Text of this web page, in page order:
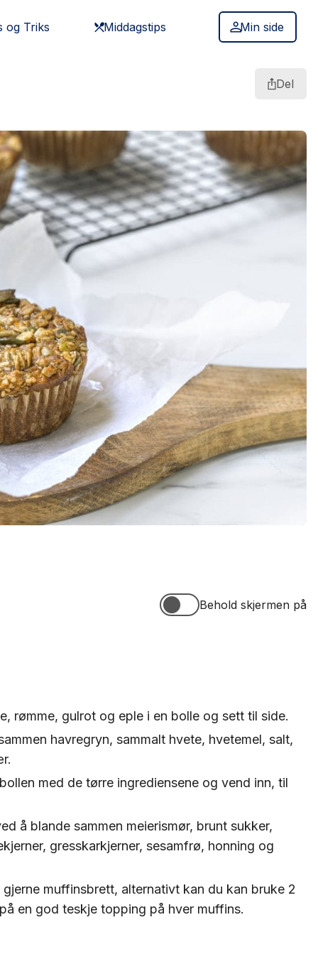
og Triks Middagstips Min side
Del
Behold skjermen på
Behold skjermen på
rømme, gulrot og eple i en bolle og sett til side.
havregryn, sammalt hvete, hvetemel, salt,
med de tørre ingrediensene og vend inn, til
å blande sammen meierismør, brunt sukker,
gresskarkjerner, sesamfrø, honning og
muffinsbrett, alternativt kan du kan bruke 2
en god teskje topping på hver muffins.